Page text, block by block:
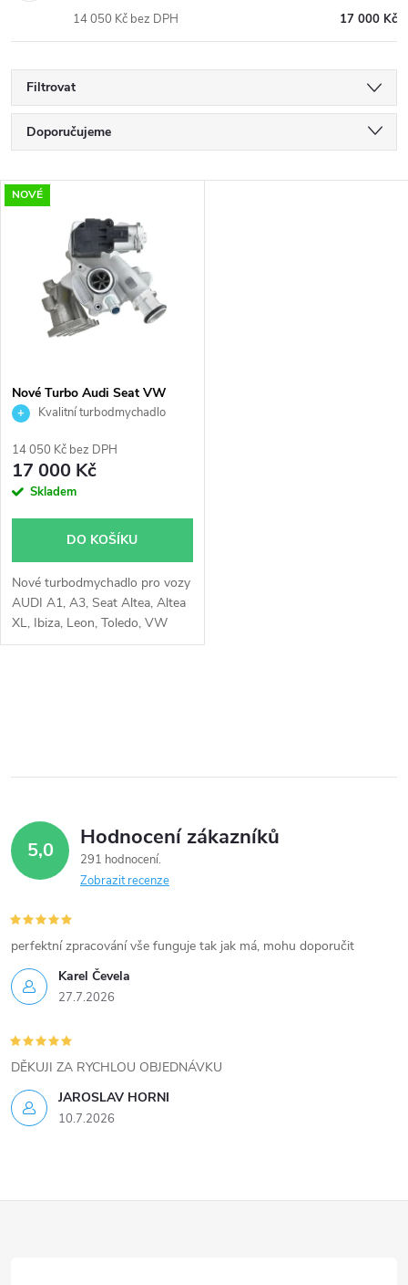
17 000 Kč
14 050 Kč bez DPH
Filtrovat
Ř
a
p
r
o
u
k
Doporučujeme
Nejdražší
Nejprodávanější
Abecedně
V
s
p
r
o
d
u
k
NOVÉ
Nové Turbo Audi Seat VW
Škoda 1.2TFSI 1.2TSI IHI
Kvalitní turbodmychadlo
14 050 Kč bez DPH
17 000 Kč
Skladem
DO KOŠÍKU
Nové turbodmychadlo pro vozy
AUDI A1, A3, Seat Altea, Altea
XL, Ibiza, Leon, Toledo, VW
Beetle, Caddy, Golf, Jetta, Polo,
l
d
a
c
í
p
r
v
k
y
ý
5,0 Hodnocení zákazníků
291 hodnocení
Zobrazit recenze
Karel Čevela
27.7.2026
perfektní zpracování vše funguje tak jak má, mohu doporučit
JAROSLAV HORNI
10.7.2026
DĚKUJI ZA RYCHLOU OBJEDNÁVKU